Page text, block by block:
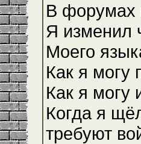
В форумах
Я изменил
Моего
Как я могу
Как я могу
Когда я
требуют